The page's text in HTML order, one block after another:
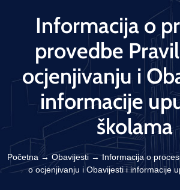
Informacija o
provedbe
ocjenjivanju i
informacije
školama
Početna →Obavijesti→Informacija o
o ocjenjivanju i Obavijesti i informacije